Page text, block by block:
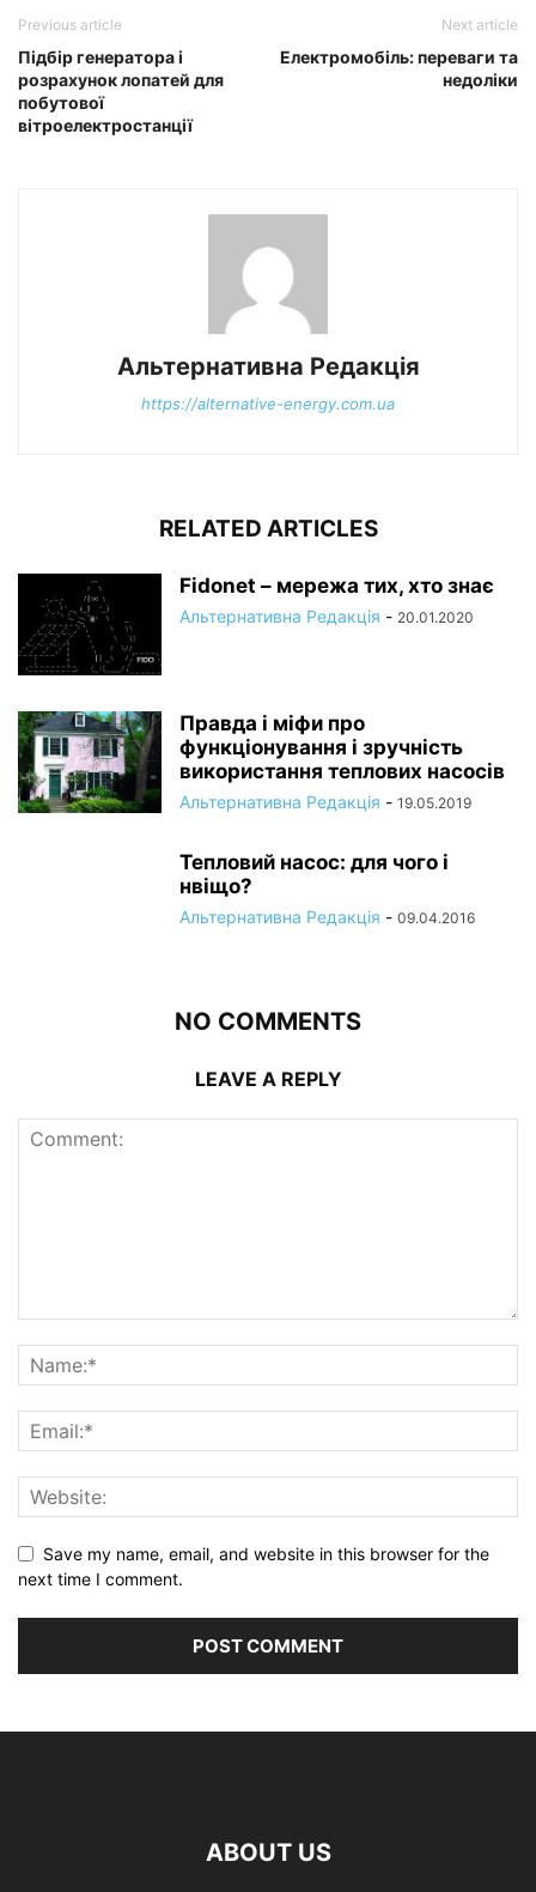
Previous article
Підбір генератора і
розрахунок лопатей для
побутової
вітроелектростанції
Next article
Електромобіль: переваги та
недоліки
Альтернативна Редакція
https://alternative-energy.com.ua
RELATED ARTICLES
Fidonet – мережа тих, хто знає
Альтернативна Редакція - 20.01.2020
Правда і міфи про
функціонування і зручність
використання теплових насосів
Альтернативна Редакція - 19.05.2019
Тепловий насос: для чого і
нвіщо?
Альтернативна Редакція - 09.04.2016
NO COMMENTS
LEAVE A REPLY
Save my name, email, and website in this browser for the
next time I comment.
ABOUT US